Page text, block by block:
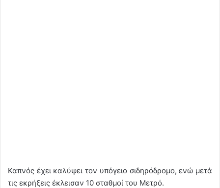
Καπνός έχει καλύψει τον υπόγειο σιδηρόδρομο, ενώ μετά
τις εκρήξεις έκλεισαν 10 σταθμοί του Μετρό.